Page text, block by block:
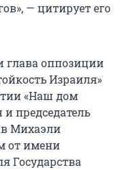
— цитирует его
оппозиции
Израиля»
«Наш дом
председатель
Михаэли
от имени
Государства